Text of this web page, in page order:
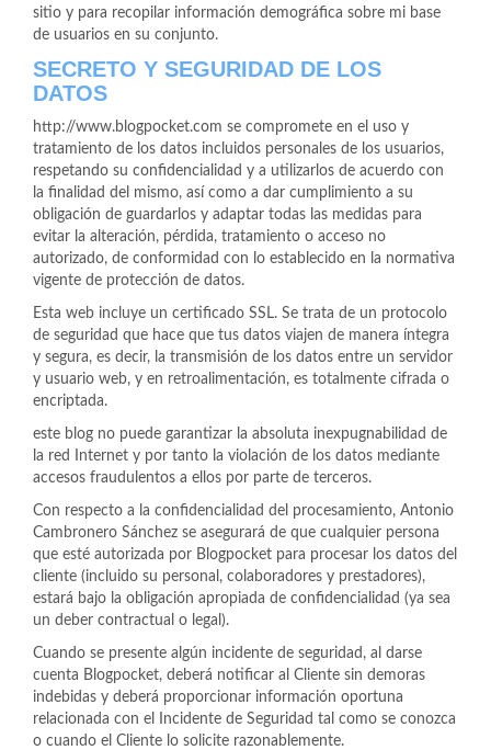
sitio y para recopilar información demográfica sobre mi base
de usuarios en su conjunto.
SECRETO Y SEGURIDAD DE LOS
DATOS
http://www.blogpocket.com se compromete en el uso y
tratamiento de los datos incluidos personales de los usuarios,
respetando su confidencialidad y a utilizarlos de acuerdo con
la finalidad del mismo, así como a dar cumplimiento a su
obligación de guardarlos y adaptar todas las medidas para
evitar la alteración, pérdida, tratamiento o acceso no
autorizado, de conformidad con lo establecido en la normativa
vigente de protección de datos.
Esta web incluye un certificado SSL. Se trata de un protocolo
de seguridad que hace que tus datos viajen de manera íntegra
y segura, es decir, la transmisión de los datos entre un servidor
y usuario web, y en retroalimentación, es totalmente cifrada o
encriptada.
este blog no puede garantizar la absoluta inexpugnabilidad de
la red Internet y por tanto la violación de los datos mediante
accesos fraudulentos a ellos por parte de terceros.
Con respecto a la confidencialidad del procesamiento, Antonio
Cambronero Sánchez se asegurará de que cualquier persona
que esté autorizada por Blogpocket para procesar los datos del
cliente (incluido su personal, colaboradores y prestadores),
estará bajo la obligación apropiada de confidencialidad (ya sea
un deber contractual o legal).
Cuando se presente algún incidente de seguridad, al darse
cuenta Blogpocket, deberá notificar al Cliente sin demoras
indebidas y deberá proporcionar información oportuna
relacionada con el Incidente de Seguridad tal como se conozca
o cuando el Cliente lo solicite razonablemente.